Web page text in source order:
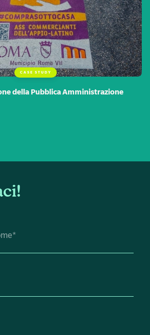
CASE STUDY
della Pubblica Amministrazione